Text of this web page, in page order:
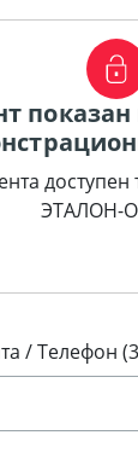
ЭТАЛОН-
/ Телефон